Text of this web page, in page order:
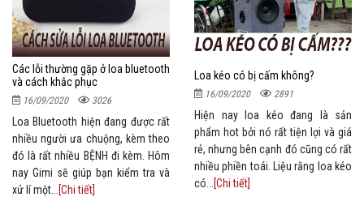
Các lỗi thường gặp ở loa bluetooth
và cách khắc phục
16/09/2020 3026
Loa Bluetooth hiện đang được rất
nhiều người ưa chuộng, kèm theo
đó là rất nhiều BỆNH đi kèm. Hôm
nay Gimi sẽ giúp bạn kiểm tra và
xử lí một...
[Chi tiết]
Loa kéo có bị cấm không?
16/09/2020 2891
Hiện nay loa kéo đang là sản
phẩm hot bởi nó rất tiện lợi và giá
rẻ, nhưng bên cạnh đó cũng có rất
nhiều phiền toái. Liệu rằng loa kéo
có...
[Chi tiết]